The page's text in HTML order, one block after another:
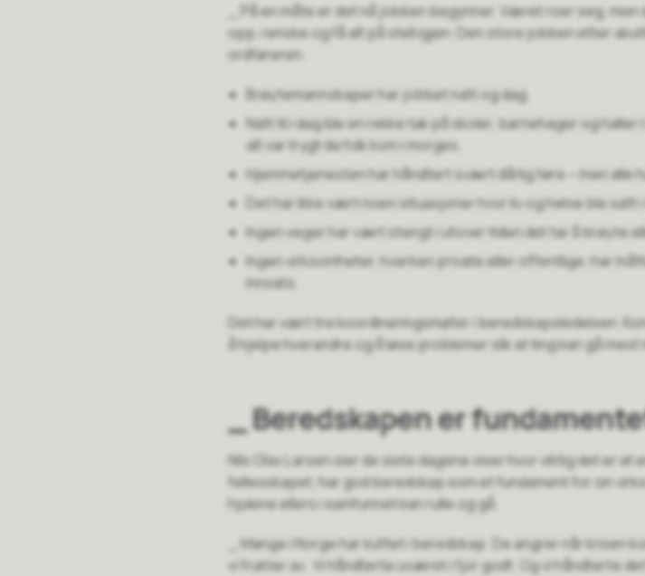
_ På en måte er det nå jobben begynner. Været roer seg,
opp, renske og få alt på stell igjen. Den store jobben etter
ordføreren.
Brøytemannskaper har jobbet natt og dag.
Natt til i dag ble en rekke tak på skoler, barnehager og
alt var trygt da folk kom i morges.
Hjemmetjenesten har håndtert svært dårlig føre – men alle
Det har ikke vært noen situasjoner hvor liv og helse ble satt i
Ingen veger har vært stengt i utover tiden det tar å brøyte
Ingen virksomheter, hverken private eller offentlige, har
innsats.
Det har vært tre koordineringsmøter i beredskapsledelsen.
å hjelpe hverandre og å løse problemer slik at ting kan gå mest
_ Beredskapen er
Nils Olav Larsen sier de siste dagene viser hvor viktig det er
fellesskapet, har god beredskap som et fundament for sin
hjulene ellers i samfunnet kan rulle og gå.
_ Mange i Norge har kuttet i beredskap. De angrer når krisen
vi frukter av. Vi håndterte uværet i fjor godt. Og vi håndterte